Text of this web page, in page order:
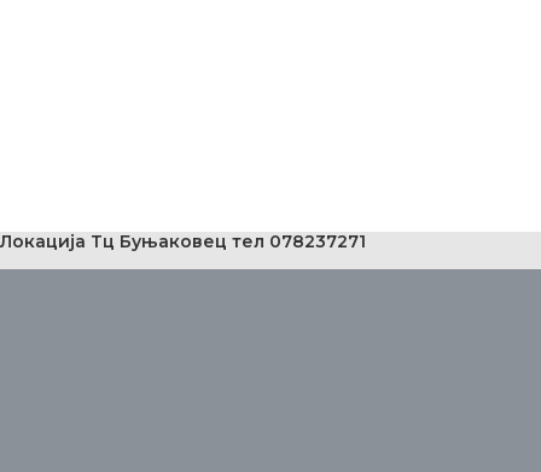
Локација Тц Буњаковец тел 078237271